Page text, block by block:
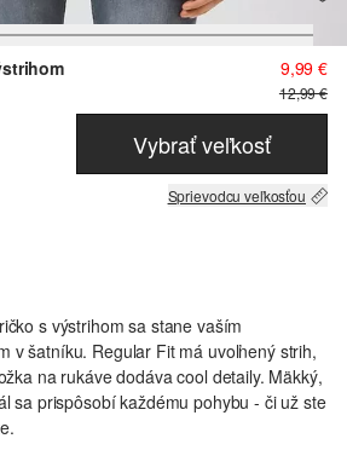
9,99 €
12,99 €
Vybrať veľkosť
Sprievodcu veľkosťou
s výstrihom sa stane vaším
v šatníku. Regular Fit má uvoľnený strih,
na rukáve dodáva cool detaily. Mäkký,
sa prispôsobí každému pohybu - či už ste